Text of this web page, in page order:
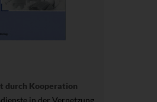
durch Kooperation
in der Vernetzung